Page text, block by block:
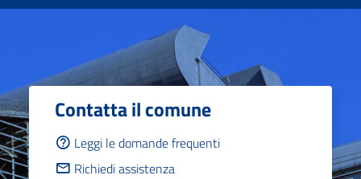
Contatta il comune
Leggi le domande frequenti
Richiedi assistenza